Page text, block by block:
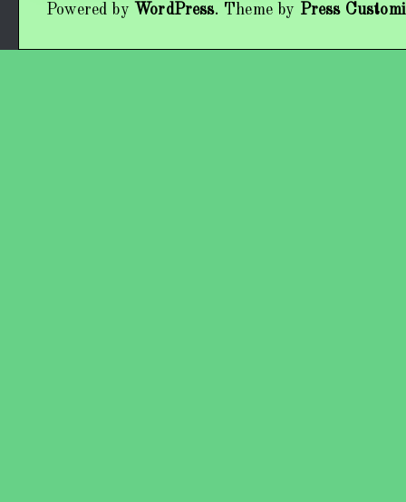
Працівники колективу
Powered by WordPress. Theme by Press